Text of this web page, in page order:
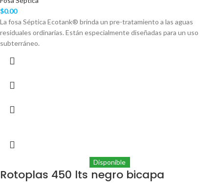
$0.00
La fosa Séptica Ecotank® brinda un pre-tratamiento a las aguas
residuales ordinarias. Están especialmente diseñadas para un uso
subterráneo.
Disponible
Rotoplas 450 lts negro bicapa